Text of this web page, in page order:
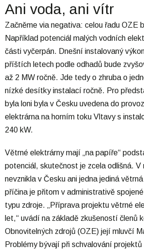
Ani voda, ani vítr
Začněme via negativa: celou řadu OZE
Například potenciál malých vodních
části vyčerpán. Dnešní instalovaný
příštích letech podle odhadů bude
až 2 MW ročně. Jde tedy o zhruba o
nízké desítky instalací ročně. Pro
byla loni byla v Česku uvedena do
elektrárna na horním toku Vltavy s
240 kW.
Větrné elektrárny mají „na papíře“
potenciál, skutečnost je zcela odlišná. V
nevznikla v Česku ani jedna jediná
příčina je přitom v administrativě
typu zdroje. „Příprava projektu větrné
let,“ uvádí na základě zkušeností členů
Obnovitelných zdrojů (OZE) její mluvčí
Problémy bývají při schvalování projektů